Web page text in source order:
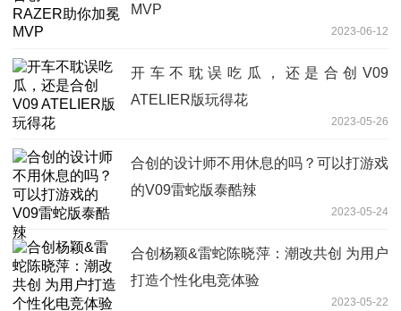
MVP
2023-06-12
开车不耽误吃瓜，还是合创V09
ATELIER版玩得花
2023-05-26
合创的设计师不用休息的吗？可以打游戏
的V09雷蛇版泰酷辣
2023-05-24
合创杨颖&雷蛇陈晓萍：潮改共创 为用户
打造个性化电竞体验
2023-05-22